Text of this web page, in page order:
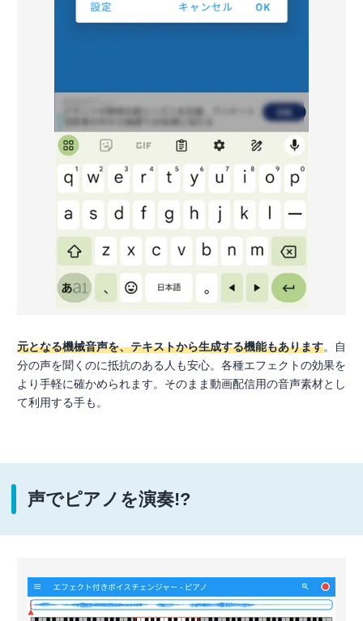
元となる機械音声を、テキストから生成する機能もあります。自
分の声を聞くのに抵抗のある人も安心。各種エフェクトの効果を
より手軽に確かめられます。そのまま動画配信用の音声素材とし
て利用する手も。
声でピアノを演奏!?